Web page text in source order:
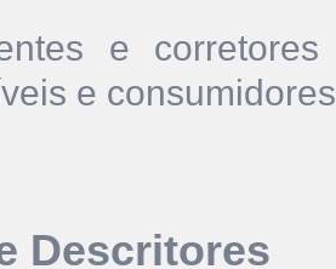
e
e
Descritores